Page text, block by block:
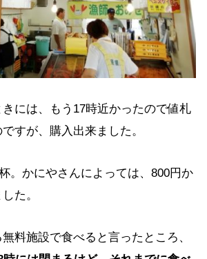
には、もう17時近かったので値札
すが、購入出来ました。
。かにやさんによっては、800円か
た。
料施設で食べると言ったところ、